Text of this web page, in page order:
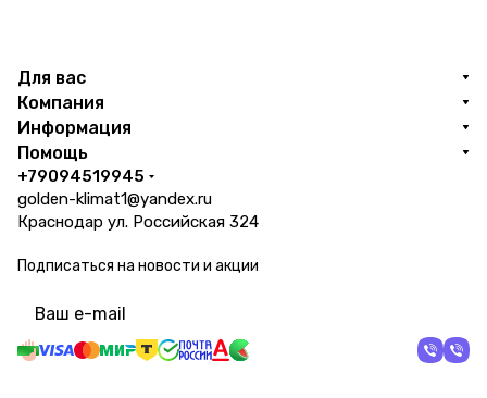
Для вас
Компания
Информация
Помощь
+79094519945
golden-klimat1@yandex.ru
Краснодар ул. Российская 324
Подписаться на новости и акции